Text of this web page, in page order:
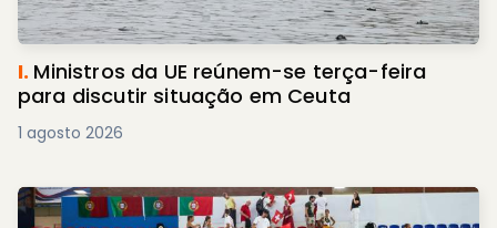
I. Ministros da UE reúnem-se terça-feira
para discutir situação em Ceuta
1 agosto 2026